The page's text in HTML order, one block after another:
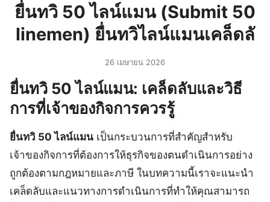
ยื่นทวิ 50 ไลน์แมน (Submit 50
linemen) ยื่นทวิไลน์แมนเคล็ดลั
26 เมษายน 2026
ยื่นทวิ 50 ไลน์แมน: เคล็ดลับและวิธี
การที่เจ้าของกิจการควรรู้
ยื่นทวิ 50 ไลน์แมน เป็นกระบวนการที่สำคัญสำหรับ
เจ้าของกิจการที่ต้องการให้ธุรกิจของตนดำเนินการอย่าง
ถูกต้องตามกฎหมายและภาษี ในบทความนี้เราจะแนะนำ
เคล็ดลับและแนวทางการดำเนินการที่ทำให้คุณสามารถ